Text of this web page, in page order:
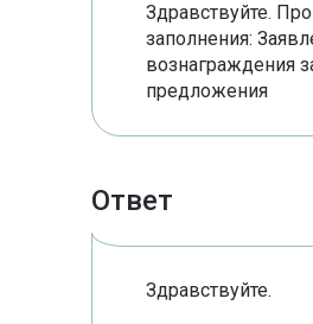
Здравствуйте.
заполнения:
вознаграждения
предложения
Ответ
Здравствуйте.